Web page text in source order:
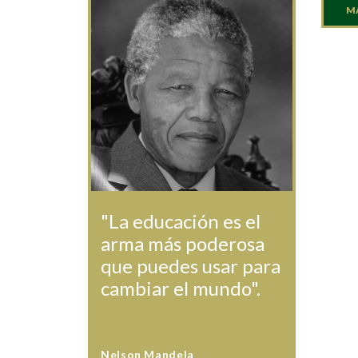
"La educación es el
arma más poderosa
que puedes usar para
cambiar el mundo".
Nelson Mandela